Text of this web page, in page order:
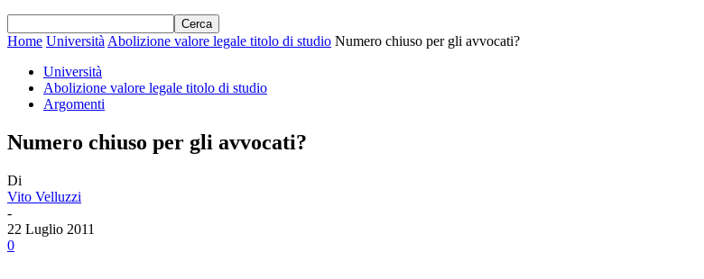
Home Università Abolizione valore legale titolo di studio Numero chiuso per gli avvocati?
Università
Abolizione valore legale titolo di studio
Argomenti
Numero chiuso per gli avvocati?
Di
Vito Velluzzi
-
22 Luglio 2011
0